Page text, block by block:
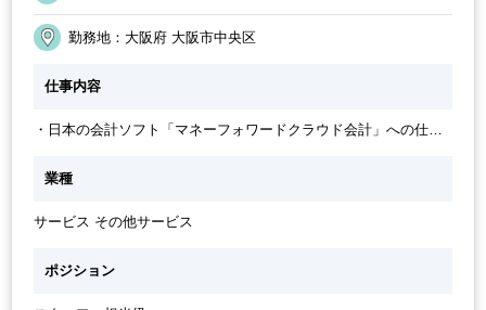
時短勤務の相談OK 30代活躍中 週3日からOK
勤務地：大阪府 大阪市中央区
仕事内容
・日本の会計ソフト「マネーフォワードクラウド会計」への仕
Suite）」へ転記入力 ・振込処理・支払管理 ・現金管理 ・契約書
および請求書の管理 ・給与計算 ・本社への財務報告資料（キャッ
（Excelにて本社様式に合わせて作成） ・予算表の作成 ※ゆくゆ
転記や財務報告資料などはその方が対応予定です
業種
サービス その他サービス
ポジション